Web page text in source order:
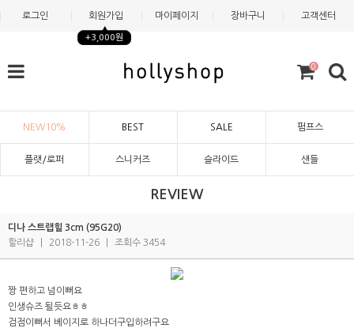
로그인 회원가입
+3,000원
마이페이지 장바구니 고객센터
0
NEW10% BEST SALE 펌프스
플랫/로퍼 스니커즈 슬라이드 샌들
REVIEW
디나 스트랩힐 3cm (95G20)
할리샵
2018-11-26 조회수 3454
짱 편하고 넘이뻐요
인생슈즈 될듯요ㅎㅎ
검점이뻐서 베이지로 하나더구입하려구요